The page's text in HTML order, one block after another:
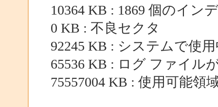
10364 KB : 1869 個のイン
0 KB : 不良セクタ
92245 KB : システムで使
65536 KB : ログ ファイル
75557004 KB : 使用可能領